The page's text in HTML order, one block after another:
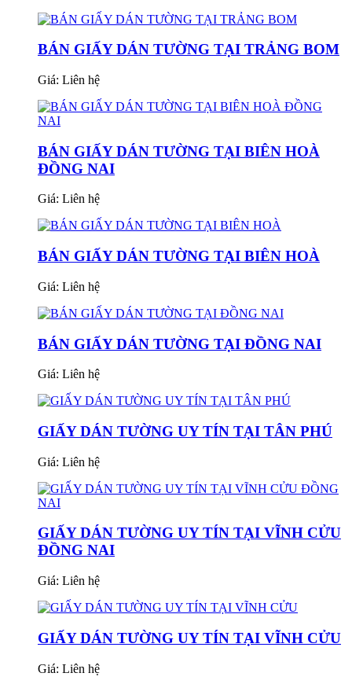
BÁN GIẤY DÁN TƯỜNG TẠI TRẢNG BOM
Giá: Liên hệ
BÁN GIẤY DÁN TƯỜNG TẠI BIÊN HOÀ
ĐỒNG NAI
Giá: Liên hệ
BÁN GIẤY DÁN TƯỜNG TẠI BIÊN HOÀ
Giá: Liên hệ
BÁN GIẤY DÁN TƯỜNG TẠI ĐỒNG NAI
Giá: Liên hệ
GIẤY DÁN TƯỜNG UY TÍN TẠI TÂN PHÚ
Giá: Liên hệ
GIẤY DÁN TƯỜNG UY TÍN TẠI VĨNH CỬU
ĐỒNG NAI
Giá: Liên hệ
GIẤY DÁN TƯỜNG UY TÍN TẠI VĨNH CỬU
Giá: Liên hệ